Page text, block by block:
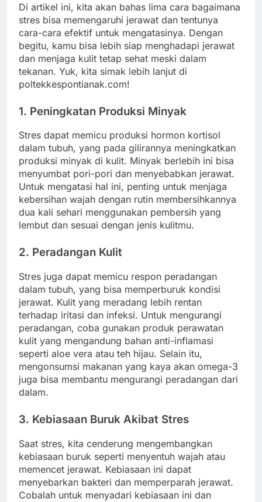
Di artikel ini, kita akan bahas lima cara bagaimana
stres bisa memengaruhi jerawat dan tentunya
cara-cara efektif untuk mengatasinya. Dengan
begitu, kamu bisa lebih siap menghadapi jerawat
dan menjaga kulit tetap sehat meski dalam
tekanan. Yuk, kita simak lebih lanjut di
poltekkespontianak.com!
1. Peningkatan Produksi Minyak
Stres dapat memicu produksi hormon kortisol
dalam tubuh, yang pada gilirannya meningkatkan
produksi minyak di kulit. Minyak berlebih ini bisa
menyumbat pori-pori dan menyebabkan jerawat.
Untuk mengatasi hal ini, penting untuk menjaga
kebersihan wajah dengan rutin membersihkannya
dua kali sehari menggunakan pembersih yang
lembut dan sesuai dengan jenis kulitmu.
2. Peradangan Kulit
Stres juga dapat memicu respon peradangan
dalam tubuh, yang bisa memperburuk kondisi
jerawat. Kulit yang meradang lebih rentan
terhadap iritasi dan infeksi. Untuk mengurangi
peradangan, coba gunakan produk perawatan
kulit yang mengandung bahan anti-inflamasi
seperti aloe vera atau teh hijau. Selain itu,
mengonsumsi makanan yang kaya akan omega-3
juga bisa membantu mengurangi peradangan dari
dalam.
3. Kebiasaan Buruk Akibat Stres
Saat stres, kita cenderung mengembangkan
kebiasaan buruk seperti menyentuh wajah atau
memencet jerawat. Kebiasaan ini dapat
menyebarkan bakteri dan memperparah jerawat.
Cobalah untuk menyadari kebiasaan ini dan